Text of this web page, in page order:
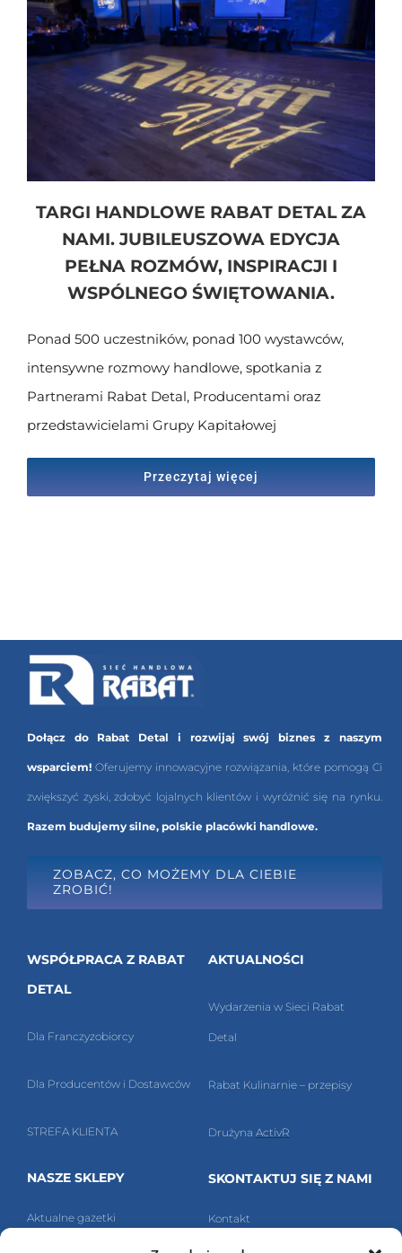
TARGI HANDLOWE RABAT DETAL ZA
NAMI. JUBILEUSZOWA EDYCJA
PEŁNA ROZMÓW, INSPIRACJI I
WSPÓLNEGO ŚWIĘTOWANIA.
Ponad 500 uczestników, ponad 100 wystawców,
intensywne rozmowy handlowe, spotkania z
Partnerami Rabat Detal, Producentami oraz
przedstawicielami Grupy Kapitałowej
Przeczytaj więcej
Dołącz do Rabat Detal i rozwijaj swój biznes z naszym
wsparciem! Oferujemy innowacyjne rozwiązania, które pomogą Ci
zwiększyć zyski, zdobyć lojalnych klientów i wyróżnić się na rynku.
Razem budujemy silne, polskie placówki handlowe.
ZOBACZ, CO MOŻEMY DLA CIEBIE
ZROBIĆ!
WSPÓŁPRACA Z RABAT
DETAL
Dla Franczyzobiorcy
Dla Producentów i Dostawców
STREFA KLIENTA
NASZE SKLEPY
Aktualne gazetki
AKTUALNOŚCI
Wydarzenia w Sieci Rabat
Detal
Rabat Kulinarnie – przepisy
Drużyna ActivR
SKONTAKTUJ SIĘ Z NAMI
Kontakt